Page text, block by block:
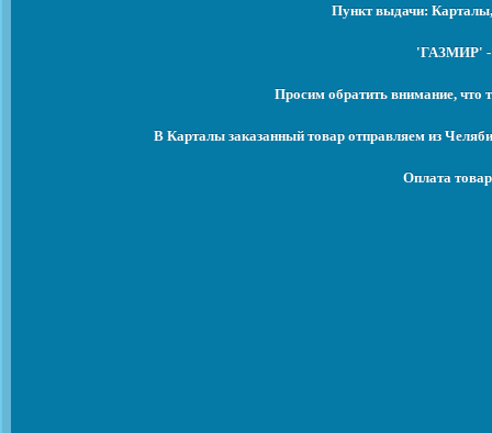
Пункт выдачи:
'ГАЗМИР' -
Просим обратить внимание, что
В Карталы заказанный товар отправляем из
Оплата